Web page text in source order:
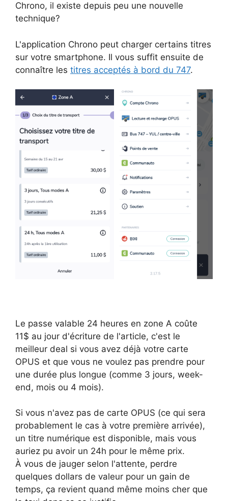
Chrono, il existe depuis peu une nouvelle
technique?
L'application Chrono peut charger certains titres
sur votre smartphone. Il vous suffit ensuite de
connaître les titres acceptés à bord du 747.
Le passe valable 24 heures en zone A coûte
11$ au jour d'écriture de l'article, c'est le
meilleur deal si vous avez déjà votre carte
OPUS et que vous ne voulez pas prendre pour
une durée plus longue (comme 3 jours, week-
end, mois ou 4 mois).
Si vous n'avez pas de carte OPUS (ce qui sera
probablement le cas à votre première arrivée),
un titre numérique est disponible, mais vous
auriez pu avoir un 24h pour le même prix.
À vous de jauger selon l'attente, perdre
quelques dollars de valeur pour un gain de
temps, ça revient quand même moins cher que